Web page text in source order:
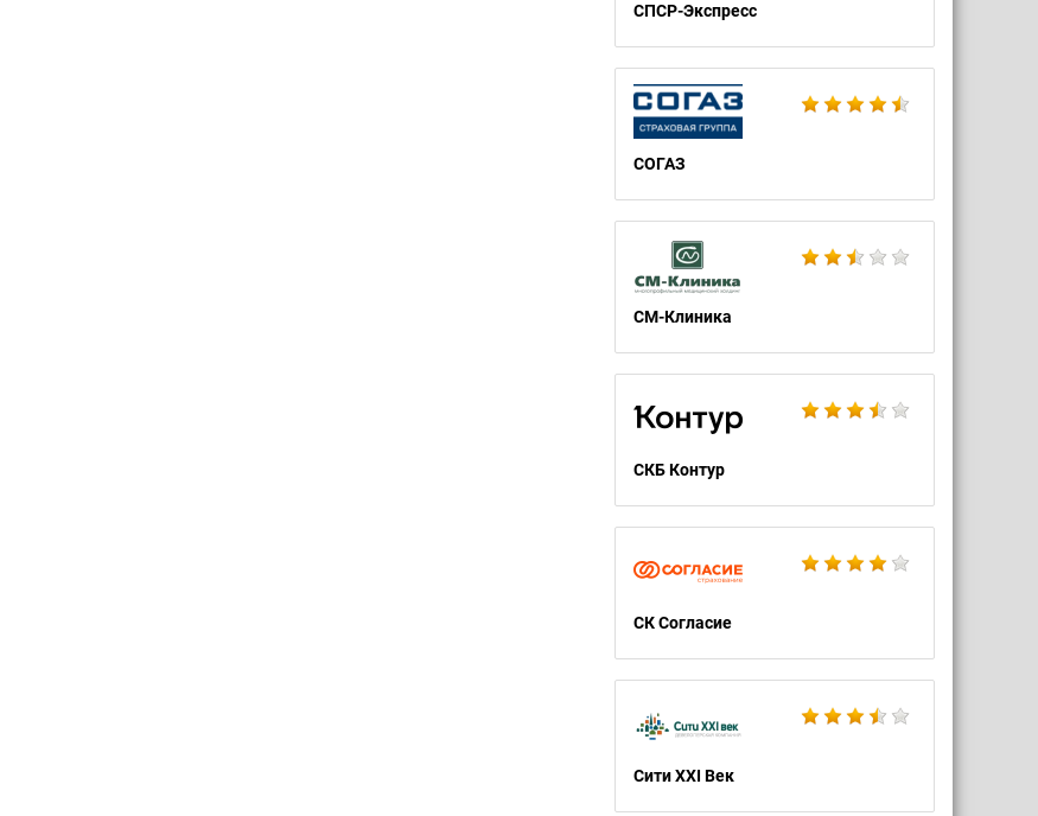
СПСР-Экспресс
СОГАЗ
СМ-Клиника
СКБ Контур
СК Согласие
Сити XXI Век